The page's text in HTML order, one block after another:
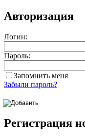
Авторизация
Логин:
Пароль:
Запомнить меня
Забыли пароль?
Регистрация